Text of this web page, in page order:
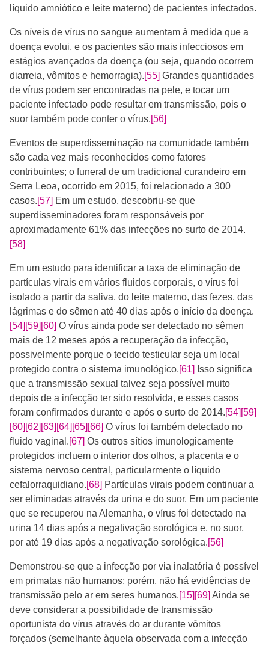
líquido amniótico e leite materno) de pacientes infectados.
Os níveis de vírus no sangue aumentam à medida que a
doença evolui, e os pacientes são mais infecciosos em
estágios avançados da doença (ou seja, quando ocorrem
diarreia, vômitos e hemorragia).[55] Grandes quantidades
de vírus podem ser encontradas na pele, e tocar um
paciente infectado pode resultar em transmissão, pois o
suor também pode conter o vírus.[56]
Eventos de superdisseminação na comunidade também
são cada vez mais reconhecidos como fatores
contribuintes; o funeral de um tradicional curandeiro em
Serra Leoa, ocorrido em 2015, foi relacionado a 300
casos.[57] ​ Em um estudo, descobriu-se que
superdisseminadores foram responsáveis por
aproximadamente 61% das infecções no surto de 2014.
[58]
Em um estudo para identificar a taxa de eliminação de
partículas virais em vários fluidos corporais, o vírus foi
isolado a partir da saliva, do leite materno, das fezes, das
lágrimas e do sêmen até 40 dias após o início da doença.
[54] [59] [60] ​​ O vírus ainda pode ser detectado no sêmen
mais de 12 meses após a recuperação da infecção,
possivelmente porque o tecido testicular seja um local
protegido contra o sistema imunológico.[61] ​ Isso significa
que a transmissão sexual talvez seja possível muito
depois de a infecção ter sido resolvida,​​ e esses casos
foram confirmados durante e após o surto de 2014.[54] [59]
[60] [62] [63] [64] [65] [66] ​​ O vírus foi também detectado no
fluido vaginal.[67] Os outros sítios imunologicamente
protegidos incluem o interior dos olhos, a placenta e o
sistema nervoso central, particularmente o líquido
cefalorraquidiano.[68] ​​ Partículas virais podem continuar a
ser eliminadas através da urina e do suor. Em um paciente
que se recuperou na Alemanha, o vírus foi detectado na
urina 14 dias após a negativação sorológica e, no suor,
por até 19 dias após a negativação sorológica.[56]
Demonstrou-se que a infecção por via inalatória é possível
em primatas não humanos; porém, não há evidências de
transmissão pelo ar em seres humanos.[15] [69] ​ Ainda se
deve considerar a possibilidade de transmissão
oportunista do vírus através do ar durante vômitos
forçados (semelhante àquela observada com a infecção